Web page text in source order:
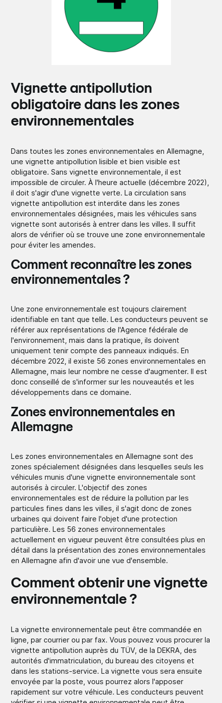
Vignette antipollution
obligatoire dans les zones
environnementales
Dans toutes les zones environnementales en Allemagne,
une vignette antipollution lisible et bien visible est
obligatoire. Sans vignette environnementale, il est
impossible de circuler. À l'heure actuelle (décembre 2022),
il doit s'agir d'une vignette verte. La circulation sans
vignette antipollution est interdite dans les zones
environnementales désignées, mais les véhicules sans
vignette sont autorisés à entrer dans les villes. Il suffit
alors de vérifier où se trouve une zone environnementale
pour éviter les amendes.
Comment reconnaître les zones
environnementales ?
Une zone environnementale est toujours clairement
identifiable en tant que telle. Les conducteurs peuvent se
référer aux représentations de l'Agence fédérale de
l'environnement, mais dans la pratique, ils doivent
uniquement tenir compte des panneaux indiqués. En
décembre 2022, il existe 56 zones environnementales en
Allemagne, mais leur nombre ne cesse d'augmenter. Il est
donc conseillé de s'informer sur les nouveautés et les
développements dans ce domaine.
Zones environnementales en
Allemagne
Les zones environnementales en Allemagne sont des
zones spécialement désignées dans lesquelles seuls les
véhicules munis d'une vignette environnementale sont
autorisés à circuler. L'objectif des zones
environnementales est de réduire la pollution par les
particules fines dans les villes, il s'agit donc de zones
urbaines qui doivent faire l'objet d'une protection
particulière. Les 56 zones environnementales
actuellement en vigueur peuvent être consultées plus en
détail dans la présentation des zones environnementales
en Allemagne afin d'avoir une vue d'ensemble.
Comment obtenir une vignette
environnementale ?
La vignette environnementale peut être commandée en
ligne, par courrier ou par fax. Vous pouvez vous procurer la
vignette antipollution auprès du TÜV, de la DEKRA, des
autorités d'immatriculation, du bureau des citoyens et
dans les stations-service. La vignette vous sera ensuite
envoyée par la poste, vous pourrez alors l'apposer
rapidement sur votre véhicule. Les conducteurs peuvent